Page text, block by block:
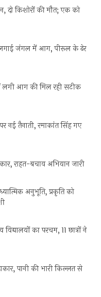
दो किशोरों की मौत; एक को
लगाई जंगल में आग, पीरूल के ढेर
लगी आग की मिल रही सटीक
नई तैनाती, रमाकांत सिंह गए
राहत-बचाव अभियान जारी
अनुभूति, प्रकृति को
का परचम, 11 छात्रों ने
पानी की भारी किल्लत से